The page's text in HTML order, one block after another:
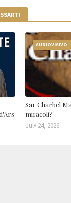
AUDIOVISIVO
San Charbel
miracoli?
July 24, 2026